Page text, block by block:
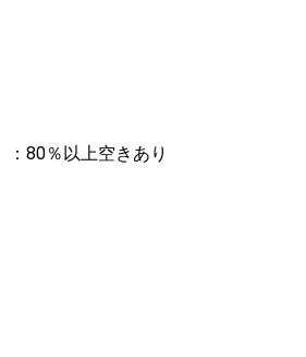
：80％以上空きあり